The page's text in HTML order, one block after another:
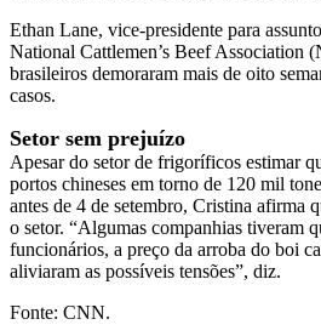
Ethan Lane, vice-presidente para
National Cattlemen’s Beef Association
brasileiros demoraram mais de oito
casos.
Setor sem prejuízo
Apesar do setor de frigoríficos estimar
portos chineses em torno de 120 mil
antes de 4 de setembro, Cristina afirma
o setor. “Algumas companhias tiveram
funcionários, a preço da arroba do boi
aliviaram as possíveis tensões”, diz.
Fonte: CNN.